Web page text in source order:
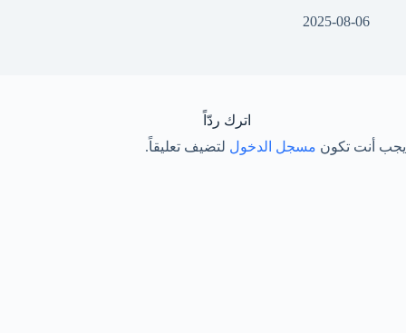
2025-08-06
اترك ردّاً
يجب أنت تكون مسجل الدخول لتضيف تعليقاً.